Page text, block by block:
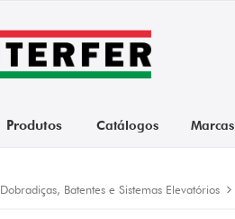
Produtos Catálogos Marcas
Dobradiças, Batentes e Sistemas Elevatórios